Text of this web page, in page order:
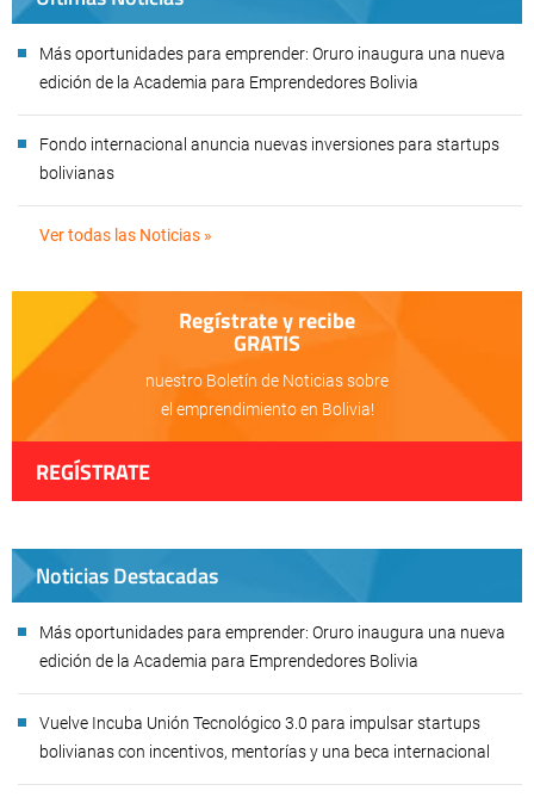
Más oportunidades para emprender: Oruro inaugura una nueva
edición de la Academia para Emprendedores Bolivia
Fondo internacional anuncia nuevas inversiones para startups
bolivianas
Ver todas las Noticias »
Regístrate y recibe
GRATIS
nuestro Boletín de Noticias sobre
el emprendimiento en Bolivia!
REGÍSTRATE
Noticias Destacadas
Más oportunidades para emprender: Oruro inaugura una nueva
edición de la Academia para Emprendedores Bolivia
Vuelve Incuba Unión Tecnológico 3.0 para impulsar startups
bolivianas con incentivos, mentorías y una beca internacional